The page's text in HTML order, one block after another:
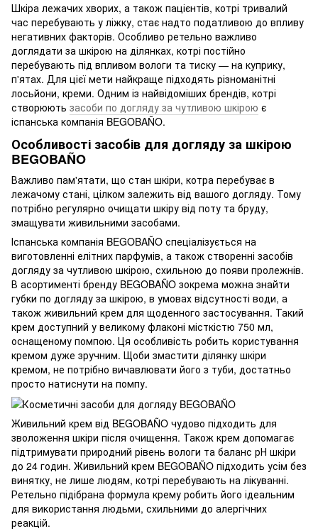
Шкіра лежачих хворих, а також пацієнтів, котрі тривалий
час перебувають у ліжку, стає надто податливою до впливу
негативних факторів. Особливо ретельно важливо
доглядати за шкірою на ділянках, котрі постійно
перебувають під впливом вологи та тиску — на куприку,
п'ятах. Для цієї мети найкраще підходять різноманітні
лосьйони, креми. Одним із найвідоміших брендів, котрі
створюють засоби по догляду за чутливою шкірою є
іспанська компанія BEGOBAÑO.
Особливості засобів для догляду за шкірою
BEGOBAÑO
Важливо пам'ятати, що стан шкіри, котра перебуває в
лежачому стані, цілком залежить від вашого догляду. Тому
потрібно регулярно очищати шкіру від поту та бруду,
змащувати живильними засобами.
Іспанська компанія BEGOBAÑO спеціалізується на
виготовленні елітних парфумів, а також створенні засобів
догляду за чутливою шкірою, схильною до появи пролежнів.
В асортименті бренду BEGOBAÑO зокрема можна знайти
губки по догляду за шкірою, в умовах відсутності води, а
також живильний крем для щоденного застосування. Такий
крем доступний у великому флаконі місткістю 750 мл,
оснащеному помпою. Ця особливість робить користування
кремом дуже зручним. Щоби змастити ділянку шкіри
кремом, не потрібно вичавлювати його з туби, достатньо
просто натиснути на помпу.
Живильний крем від BEGOBAÑO чудово підходить для
зволоження шкіри після очищення. Також крем допомагає
підтримувати природний рівень вологи та баланс рН шкіри
до 24 годин. Живильний крем BEGOBAÑO підходить усім без
винятку, не лише людям, котрі перебувають на лікуванні.
Ретельно підібрана формула крему робить його ідеальним
для використання людьми, схильними до алергічних
реакцій.